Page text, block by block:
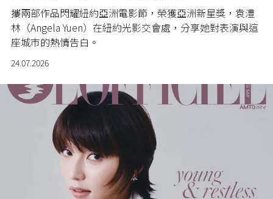
攜兩部作品閃耀紐約亞洲電影節，榮獲亞洲新星獎，袁澧
林（Angela Yuen）在紐約光影交會處，分享她對表演與這
座城市的熱情告白。
24.07.2026